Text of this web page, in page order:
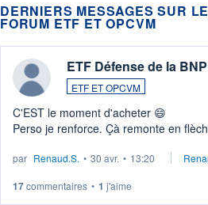
DERNIERS MESSAGES SUR LE
FORUM ETF ET OPCVM
ETF Défense de la
ETF ET OPCVM
C'EST le moment d'acheter 😄​
Perso je renforce. Çà remonte en
LU3 ...
par Renaud.S. • 30 avr. • 13:20
17commentaires • 1 j'aime